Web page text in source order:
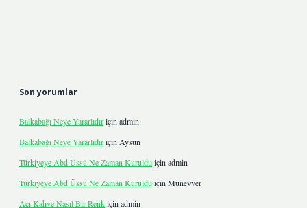
Son yorumlar
Balkabağı Neye Yararlıdıriçin admin
Balkabağı Neye Yararlıdıriçin Aysun
Türkiyeye Abd Üssü Ne Zaman Kuruldu için admin
Türkiyeye Abd Üssü Ne Zaman Kuruldu için Münevver
Acı Kahve Nasıl Bir Renkiçin admin